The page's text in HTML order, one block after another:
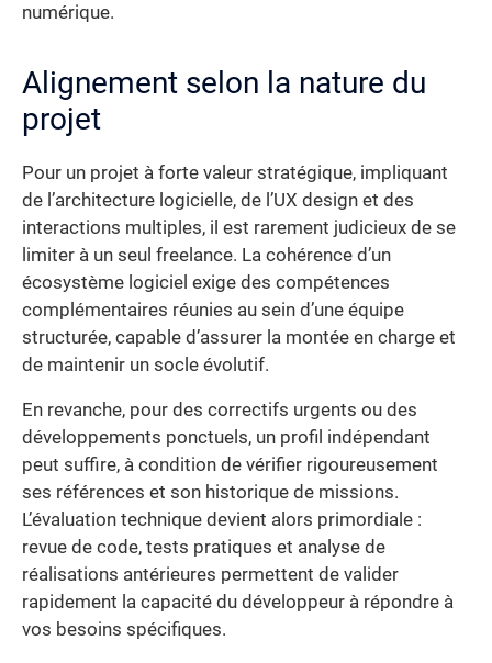
numérique.
Alignement selon la nature du
projet
Pour un projet à forte valeur stratégique, impliquant
de l’architecture logicielle, de l’UX design et des
interactions multiples, il est rarement judicieux de se
limiter à un seul freelance. La cohérence d’un
écosystème logiciel exige des compétences
complémentaires réunies au sein d’une équipe
structurée, capable d’assurer la montée en charge et
de maintenir un socle évolutif.
En revanche, pour des correctifs urgents ou des
développements ponctuels, un profil indépendant
peut suffire, à condition de vérifier rigoureusement
ses références et son historique de missions.
L’évaluation technique devient alors primordiale :
revue de code, tests pratiques et analyse de
réalisations antérieures permettent de valider
rapidement la capacité du développeur à répondre à
vos besoins spécifiques.